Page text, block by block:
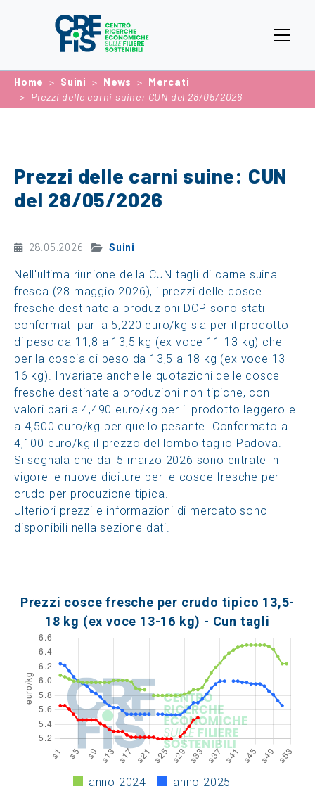
Home Suini News
Mercati
Prezzi delle carni suine: CUN del 28/05/2026
Prezzi delle carni suine: CUN
del 28/05/2026
28.05.2026 Suini
Nell'ultima riunione della CUN tagli di carne suina
fresca (28 maggio 2026), i prezzi delle cosce
fresche destinate a produzioni DOP sono stati
confermati pari a 5,220 euro/kg sia per il prodotto
di peso da 11,8 a 13,5 kg (ex voce 11-13 kg) che
per la coscia di peso da 13,5 a 18 kg (ex voce 13-
16 kg). Invariate anche le quotazioni delle cosce
fresche destinate a produzioni non tipiche, con
valori pari a 4,490 euro/kg per il prodotto leggero e
a 4,500 euro/kg per quello pesante. Confermato a
4,100 euro/kg il prezzo del lombo taglio Padova.
Si segnala che dal 5 marzo 2026 sono entrate in
vigore le nuove diciture per le cosce fresche per
crudo per produzione tipica.
Ulteriori prezzi e informazioni di mercato sono
disponibili nella sezione dati.
Prezzi cosce fresche per crudo tipico 13,5-
18 kg (ex voce 13-16 kg) - Cun tagli
anno 2024
anno 2025